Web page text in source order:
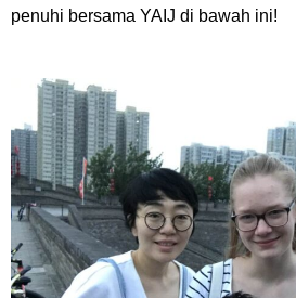
penuhi bersama YAIJ di bawah ini!